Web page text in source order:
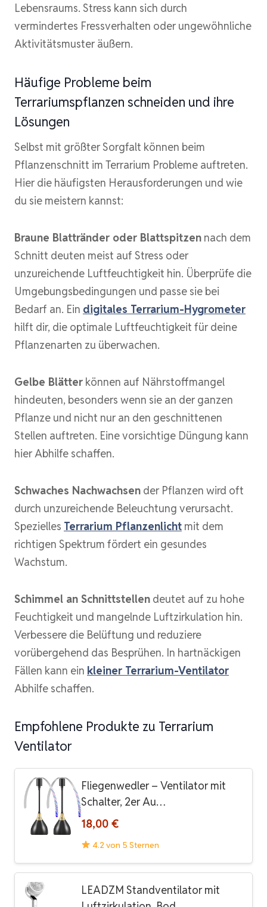
Lebensraums. Stress kann sich durch
vermindertes Fressverhalten oder ungewöhnliche
Aktivitätsmuster äußern.
Häufige Probleme beim
Terrariumspflanzen schneiden und ihre
Lösungen
Selbst mit größter Sorgfalt können beim
Pflanzenschnitt im Terrarium Probleme auftreten.
Hier die häufigsten Herausforderungen und wie
du sie meistern kannst:
Braune Blattränder oder Blattspitzen nach dem
Schnitt deuten meist auf Stress oder
unzureichende Luftfeuchtigkeit hin. Überprüfe die
Umgebungsbedingungen und passe sie bei
Bedarf an. Ein digitales Terrarium-Hygrometer
hilft dir, die optimale Luftfeuchtigkeit für deine
Pflanzenarten zu überwachen.
Gelbe Blätter können auf Nährstoffmangel
hindeuten, besonders wenn sie an der ganzen
Pflanze und nicht nur an den geschnittenen
Stellen auftreten. Eine vorsichtige Düngung kann
hier Abhilfe schaffen.
Schwaches Nachwachsen der Pflanzen wird oft
durch unzureichende Beleuchtung verursacht.
Spezielles Terrarium Pflanzenlicht mit dem
richtigen Spektrum fördert ein gesundes
Wachstum.
Schimmel an Schnittstellen deutet auf zu hohe
Feuchtigkeit und mangelnde Luftzirkulation hin.
Verbessere die Belüftung und reduziere
vorübergehend das Besprühen. In hartnäckigen
Fällen kann ein kleiner Terrarium-Ventilator
Abhilfe schaffen.
Empfohlene Produkte zu Terrarium
Ventilator
Fliegenwedler – Ventilator mit
Schalter, 2er Au…
18,00 €
4.2 von 5 Sternen
LEADZM Standventilator mit